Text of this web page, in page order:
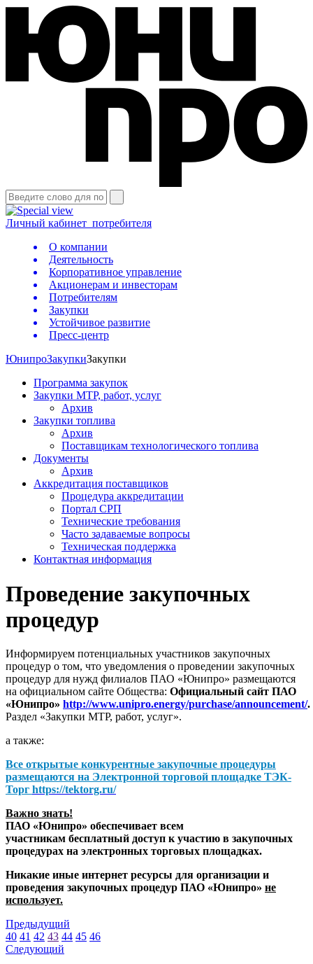
Личный кабинет потребителя
О компании
Деятельность
Корпоративное управление
Акционерам и инвесторам
Потребителям
Закупки
Устойчивое развитие
Пресс-центр
ЮнипроЗакупкиЗакупки
Программа закупок
Закупки МТР, работ, услуг
Архив
Закупки топлива
Архив
Поставщикам технологического топлива
Документы
Архив
Аккредитация поставщиков
Процедура аккредитации
Портал СРП
Технические требования
Часто задаваемые вопросы
Техническая поддержка
Контактная информация
Проведение закупочных
процедур
Информируем потенциальных участников закупочных
процедур о том, что уведомления о проведении закупочных
процедур для нужд филиалов ПАО «Юнипро» размещаются
на официальном сайте Общества: Официальный сайт ПАО
«Юнипро» http://www.unipro.energy/purchase/announcement/.
Раздел «Закупки МТР, работ, услуг».
а также:
Все открытые конкурентные закупочные процедуры
размещаются на Электронной торговой площадке ТЭК-
Торг https://tektorg.ru/
Важно знать!
ПАО «Юнипро» обеспечивает всем
участникам бесплатный доступ к участию в закупочных
процедурах на электронных торговых площадках.
Никакие иные интернет ресурсы для организации и
проведения закупочных процедур ПАО «Юнипро» не
использует.
Предыдущий
40 41 42 43 44 45 46
Следующий